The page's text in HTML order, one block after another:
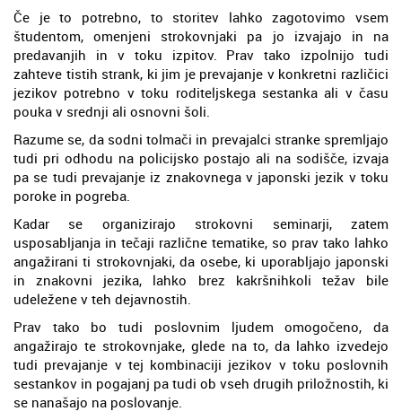
Če je to potrebno, to storitev lahko zagotovimo vsem
študentom, omenjeni strokovnjaki pa jo izvajajo in na
predavanjih in v toku izpitov. Prav tako izpolnijo tudi
zahteve tistih strank, ki jim je prevajanje v konkretni različici
jezikov potrebno v toku roditeljskega sestanka ali v času
pouka v srednji ali osnovni šoli.
Razume se, da sodni tolmači in prevajalci stranke spremljajo
tudi pri odhodu na policijsko postajo ali na sodišče, izvaja
pa se tudi prevajanje iz znakovnega v japonski jezik v toku
poroke in pogreba.
Kadar se organizirajo strokovni seminarji, zatem
usposabljanja in tečaji različne tematike, so prav tako lahko
angažirani ti strokovnjaki, da osebe, ki uporabljajo japonski
in znakovni jezika, lahko brez kakršnihkoli težav bile
udeležene v teh dejavnostih.
Prav tako bo tudi poslovnim ljudem omogočeno, da
angažirajo te strokovnjake, glede na to, da lahko izvedejo
tudi prevajanje v tej kombinaciji jezikov v toku poslovnih
sestankov in pogajanj pa tudi ob vseh drugih priložnostih, ki
se nanašajo na poslovanje.